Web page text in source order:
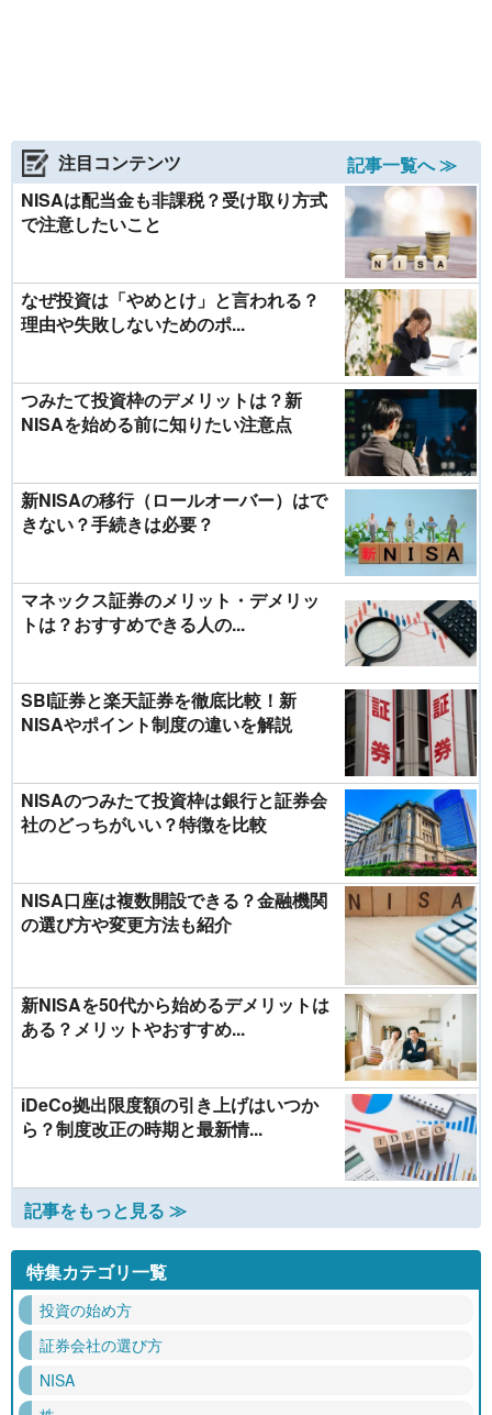
注目コンテンツ
記事一覧へ ≫
NISAは配当金も非課税？受け取り方式
で注意したいこと
なぜ投資は「やめとけ」と言われる？
理由や失敗しないためのポ...
つみたて投資枠のデメリットは？新
NISAを始める前に知りたい注意点
新NISAの移行（ロールオーバー）はで
きない？手続きは必要？
マネックス証券のメリット・デメリッ
トは？おすすめできる人の...
SBI証券と楽天証券を徹底比較！新
NISAやポイント制度の違いを解説
NISAのつみたて投資枠は銀行と証券会
社のどっちがいい？特徴を比較
NISA口座は複数開設できる？金融機関
の選び方や変更方法も紹介
新NISAを50代から始めるデメリットは
ある？メリットやおすすめ...
iDeCo拠出限度額の引き上げはいつか
ら？制度改正の時期と最新情...
記事をもっと見る ≫
特集カテゴリ一覧
投資の始め方
証券会社の選び方
NISA